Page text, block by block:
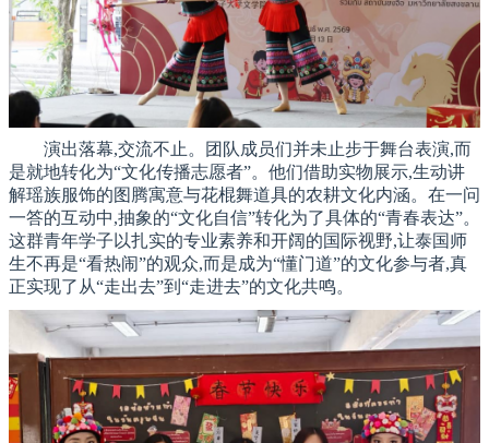
演出落幕,交流不止。团队成员们并未止步于舞台表演,而
是就地转化为“文化传播志愿者”。他们借助实物展示,生动讲
解瑶族服饰的图腾寓意与花棍舞道具的农耕文化内涵。在一问
一答的互动中,抽象的“文化自信”转化为了具体的“青春表达”。
这群青年学子以扎实的专业素养和开阔的国际视野,让泰国师
生不再是“看热闹”的观众,而是成为“懂门道”的文化参与者,真
正实现了从“走出去”到“走进去”的文化共鸣。